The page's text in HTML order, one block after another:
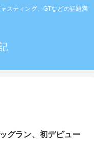
スティング、GTなどの話題満
グラン、初デビュー